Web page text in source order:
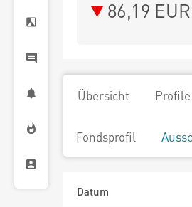
86,19 EUR
Übersicht
Fondsprofil
Datum